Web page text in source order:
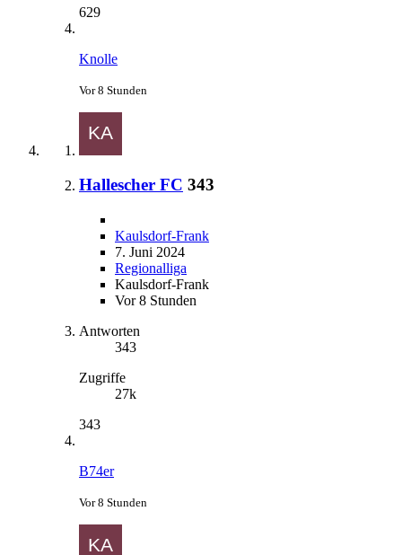
629
Knolle
Vor 8 Stunden
Hallescher FC 343
Kaulsdorf-Frank
7. Juni 2024
Regionalliga
Kaulsdorf-Frank
Vor 8 Stunden
Antworten
343
Zugriffe
27k
343
B74er
Vor 8 Stunden